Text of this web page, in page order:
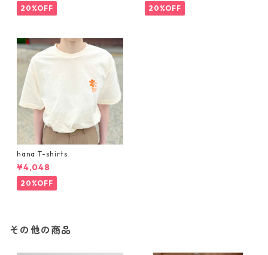
20%OFF 20%OFF
hana T-shirts
¥4,048
20%OFF
その他の商品